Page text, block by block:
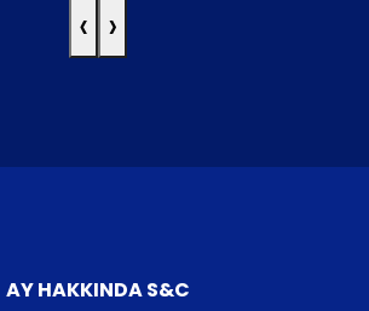
‹ ›
AY HAKKINDA S&C